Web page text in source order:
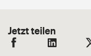
Jetzt teilen